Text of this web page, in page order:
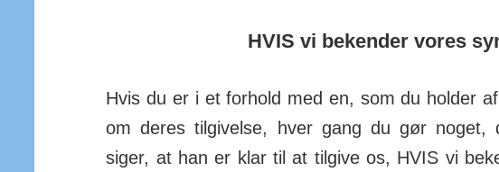
HVIS vi bekender vores
Hvis du er i et forhold med en, som du holder
om deres til­givelse, hver gang du gør noget,
siger, at han er klar til at til­give os, HVIS vi